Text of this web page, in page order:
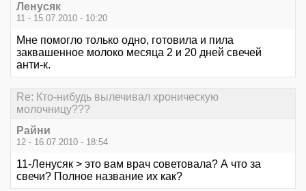
Ленусяк
11 - 15.07.2010 - 10:20
Мне помогло только одно, готовила и пила
заквашенное молоко месяца 2 и 20 дней свечей
анти-к.
Re: Кто-нибудь вылечивал хроническую
молочницу???
Райни
12 - 16.07.2010 - 18:54
11-Ленусяк > это вам врач советовала? А что за
свечи? Полное название их как?